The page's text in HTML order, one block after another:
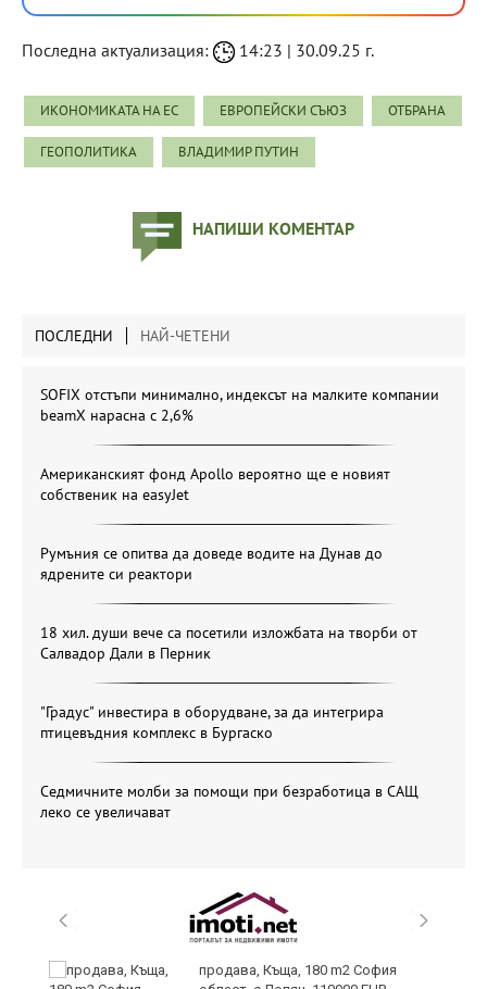
Последна актуализация: 14:23 | 30.09.25 г.
ИКОНОМИКАТА НА ЕС ЕВРОПЕЙСКИ СЪЮЗ ОТБРАНА
ГЕОПОЛИТИКА ВЛАДИМИР ПУТИН
НАПИШИ КОМЕНТАР
ПОСЛЕДНИ НАЙ-ЧЕТЕНИ
SOFIX отстъпи минимално, индексът на малките компании
beamX нарасна с 2,6%
Американският фонд Apollo вероятно ще е новият
собственик на easyJet
Румъния се опитва да доведе водите на Дунав до
ядрените си реактори
18 хил. души вече са посетили изложбата на творби от
Салвадор Дали в Перник
"Градус" инвестира в оборудване, за да интегрира
птицевъдния комплекс в Бургаско
Седмичните молби за помощи при безработица в САЩ
леко се увеличават
продава, Къща, 180 m2 София